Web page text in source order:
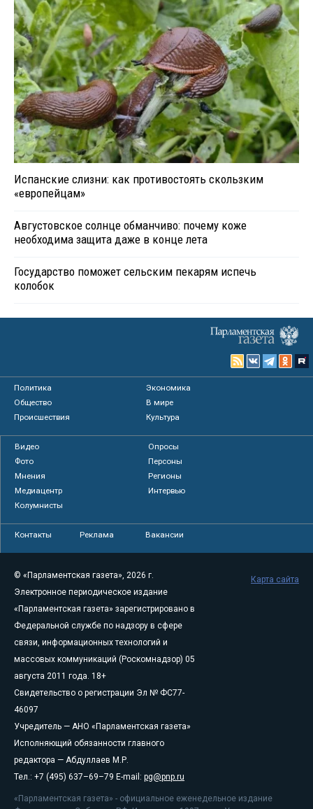
Испанские слизни: как противостоять скользким
«европейцам»
Августовское солнце обманчиво: почему коже
необходима защита даже в конце лета
Государство поможет сельским пекарям испечь
колобок
Политика
Экономика
Общество
В мире
Происшествия
Культура
Видео
Опросы
Фото
Персоны
Мнения
Регионы
Медиацентр
Интервью
Колумнисты
Контакты Реклама Вакансии
© «Парламентская газета», 2026 г.
Электронное периодическое издание
«Парламентская газета» зарегистрировано в
Федеральной службе по надзору в сфере
связи, информационных технологий и
массовых коммуникаций (Роскомнадзор) 05
августа 2011 года. 18+
Свидетельство о регистрации Эл № ФС77-
46097
Учредитель — АНО «Парламентская газета»
Исполняющий обязанности главного
редактора — Абдуллаев М.Р.
Тел.: +7 (495) 637–69–79 E-mail: pg@pnp.ru
«Парламентская газета» - официальное еженедельное издание
Карта сайта